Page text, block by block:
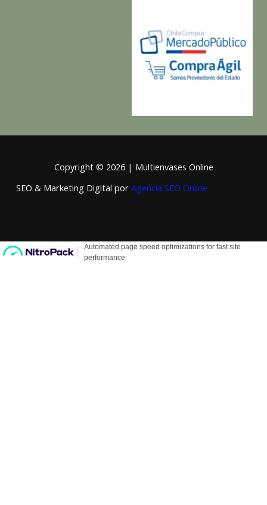
Copyright © 2026 | Multienvases Online
SEO & Marketing Digital por Agencia SEO Online